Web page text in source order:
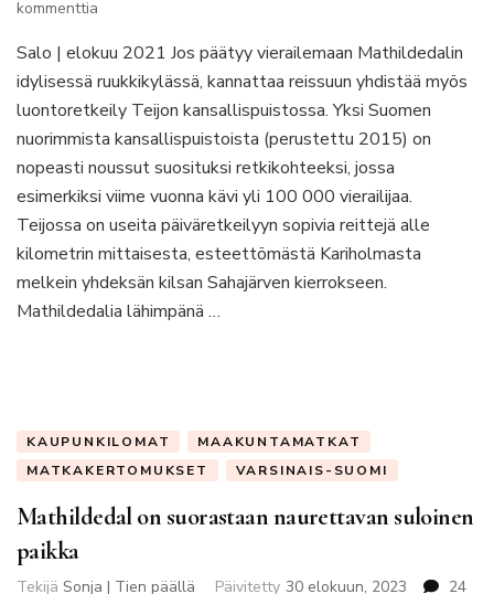
kommenttia
kansallispuiston
monipuolinen
Sahajärven
kierros
Salo | elokuu 2021 Jos päätyy vierailemaan Mathildedalin
idylisessä ruukkikylässä, kannattaa reissuun yhdistää myös
luontoretkeily Teijon kansallispuistossa. Yksi Suomen
nuorimmista kansallispuistoista (perustettu 2015) on
nopeasti noussut suosituksi retkikohteeksi, jossa
esimerkiksi viime vuonna kävi yli 100 000 vierailijaa.
Teijossa on useita päiväretkeilyyn sopivia reittejä alle
kilometrin mittaisesta, esteettömästä Kariholmasta
melkein yhdeksän kilsan Sahajärven kierrokseen.
Mathildedalia lähimpänä …
KAUPUNKILOMAT
MAAKUNTAMATKAT
MATKAKERTOMUKSET
VARSINAIS-SUOMI
Mathildedal on suorastaan naurettavan suloinen
paikka
Tekijä Sonja | Tien päällä Päivitetty 30 elokuun, 2023 24